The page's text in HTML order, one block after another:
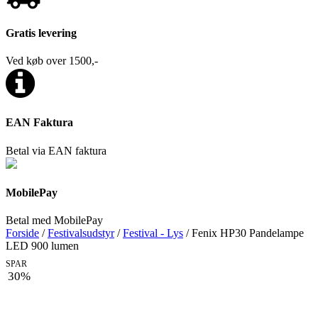
Gratis levering
Ved køb over 1500,-
EAN Faktura
Betal via EAN faktura
MobilePay
Betal med MobilePay
Forside /Festivalsudstyr/Festival - Lys / Fenix HP30 Pandelampe
LED 900 lumen
SPAR
30%